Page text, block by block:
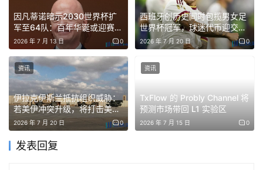
因凡蒂诺暗示2030世界杯扩
军至64队：百年华诞或迎赛制
巨变
2026 年 7 月 13 日 0
西班牙创历史同时包揽男女足
世界杯冠军，球迷代币迎交易
热潮
2026 年 7 月 20 日 0
伊拉克伊斯兰抵抗组织威胁：
若美伊冲突升级，将打击美军
基地
2026 年 7 月 20 日 0
资讯
TxFlow 的 Probly Channel 将
预测市场带回 L1 实验区
2026 年 7 月 15 日 0
资讯
发表回复